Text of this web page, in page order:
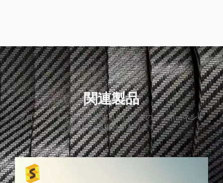
関連製品
プロジェクトをサポートするには、次のコンポーネント
も必要になる場合があります。